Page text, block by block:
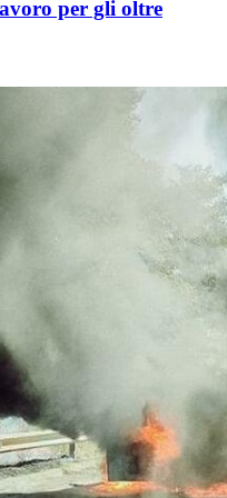
per gli oltre